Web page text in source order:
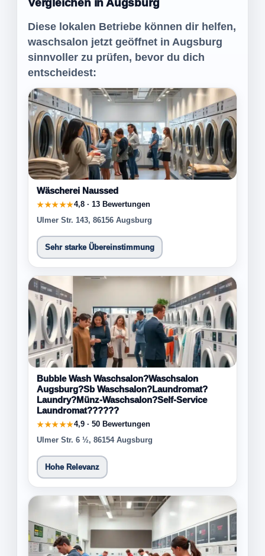
Vergleichen in Augsburg
Diese lokalen Betriebe können dir helfen,
waschsalon jetzt geöffnet in Augsburg
sinnvoller zu prüfen, bevor du dich
entscheidest:
Wäscherei Naussed
★★★★★4,8 · 13 Bewertungen
Ulmer Str. 143, 86156 Augsburg
Sehr starke Übereinstimmung
Bubble Wash Waschsalon?Waschsalon
Augsburg?Sb Waschsalon?Laundromat?
Laundry?Münz-Waschsalon?Self-Service
Laundromat??????
★★★★★4,9 · 50 Bewertungen
Ulmer Str. 6 ½, 86154 Augsburg
Hohe Relevanz